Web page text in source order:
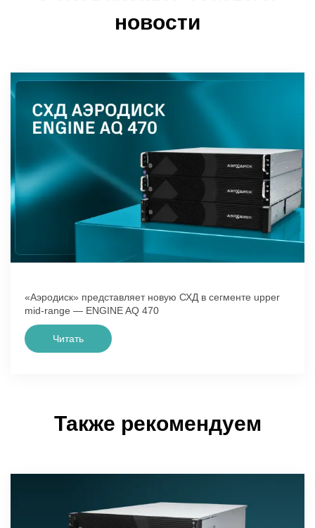
новости
«Аэродиск» представляет новую СХД в сегменте upper
mid-range — ENGINE AQ 470
Читать
Также рекомендуем